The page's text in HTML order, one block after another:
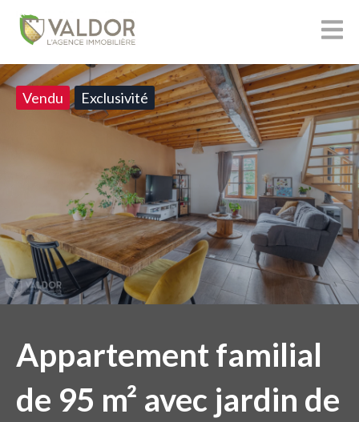
Vendu Exclusivité
Appartement familial
de 95 m² avec jardin de